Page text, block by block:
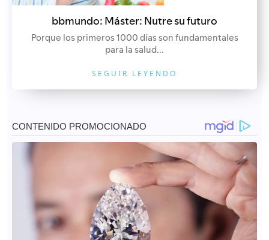
bbmundo: Máster: Nutre su futuro
Porque los primeros 1000 días son fundamentales
para la salud...
SEGUIR LEYENDO